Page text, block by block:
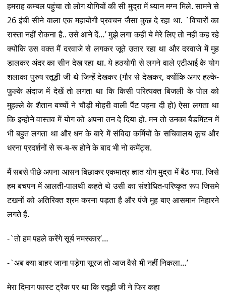
हमराह कम्बल पहुंचा तो लोग योगियों की सी मुद्रा में ध्यान मग्न मिले. सामने से
26 इंची सीने वाला एक महायोगी प्रवचन जैसा कुछ दे रहा था. `विचारों का
रास्ता नहीं रोकना है.. उसे आने दें…’ मुझे लगा कहीं ये मेरे लिए तो नहीं कह रहे
क्योंकि उस वक्त मैं दरवाजे से लगकर जूते उतार रहा था और दरवाजे में मुह
डालकर अंदर का सीन देख रहा था. ये हठयोगी से लगने वाले एटीआई के योग
शलाका पुरुष रतूड़ी जी थे जिन्हें देखकर (गौर से देखकर, क्योंकि अगर हल्के-
फुल्के अंदाज में देखें तो लगता था कि किसी परित्यक्त बिजली के पोल को
मुहल्ले के शैतान बच्चों ने चौड़ी मोहरी वाली पैंट पहना दी हो) ऐसा लगता था
कि इन्होने वास्तव में योग को अपना तन दे दिया हो. मन तो उनका बैडमिंटन में
भी बहुत लगता था और धन के बारे में संविदा कर्मियों के सचिवालय कूच और
धरना प्रदर्शनों से रू-ब-रू होने के बाद भी नो कमेंट्स.
मैं सबसे पीछे अपना आसन बिछाकर एकमात्र ज्ञात योग मुद्रा में बैठ गया. जिसे
हम बचपन में आलती-पालथी कहते थे उसी का संशोधित-परिष्कृत रूप जिसमे
टखनों को अतिरिक्त श्रम करना पड़ता है और पंजे मुह बाए आसमान निहारने
लगते हैं.
-`तो हम पहले करेंगे सूर्य नमस्कार’…
-`अब क्या बाहर जाना पड़ेगा सूरज तो आज वैसे भी नहीं निकला…’
मेरा दिमाग फास्ट ट्रैक पर था कि रतूड़ी जी ने फिर कहा